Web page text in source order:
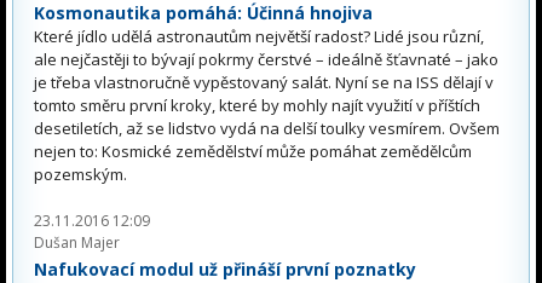
Kosmonautika pomáhá: Účinná hnojiva
Které jídlo udělá astronautům největší radost? Lidé jsou různí,
ale nejčastěji to bývají pokrmy čerstvé – ideálně šťavnaté – jako
je třeba vlastnoručně vypěstovaný salát. Nyní se na ISS dělají v
tomto směru první kroky, které by mohly najít využití v příštích
desetiletích, až se lidstvo vydá na delší toulky vesmírem. Ovšem
nejen to: Kosmické zemědělství může pomáhat zemědělcům
pozemským.
23.11.2016 12:09
Dušan Majer
Nafukovací modul už přináší první poznatky